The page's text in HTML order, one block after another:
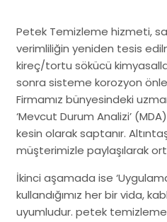
Petek Temizleme hizmeti,
verimliliğin yeniden tesis
kireç/tortu sökücü
sonra sisteme korozyon
Firmamız bünyesindeki
‘Mevcut Durum Analizi’
kesin olarak saptanır.
müşterimizle paylaşılarak
İkinci aşamada ise
kullandığımız her bir vida,
uyumludur. petek temizleme